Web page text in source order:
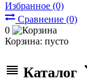
Избранное (0)
Сравнение (0)
0
Корзина: пусто
Каталог